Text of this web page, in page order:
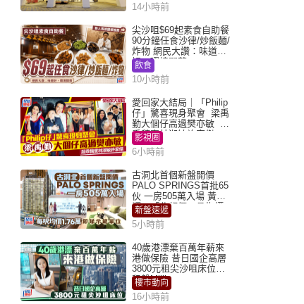
14小時前
尖沙咀$69起素食自助餐
90分鐘任食沙律/炒飯麵/
炸物 網民大讚：味道
好，環境闊落
飲食
10小時前
愛回家大結局｜「Philip
仔」驚喜現身聚會 梁禹
勤大個仔高過樊亦敏 超
乖黐實林淑敏許家傑
影視圈
6小時前
古洞北首個新盤開價
PALO SPRINGS首批65
伙 一房505萬入場 黃光
耀：「北都價」具指標
作用
新盤速遞
5小時前
40歲港漂棄百萬年薪來
港做保險 昔日國企高層
3800元租尖沙咀床位｜
租盤Million
樓市動向
16小時前